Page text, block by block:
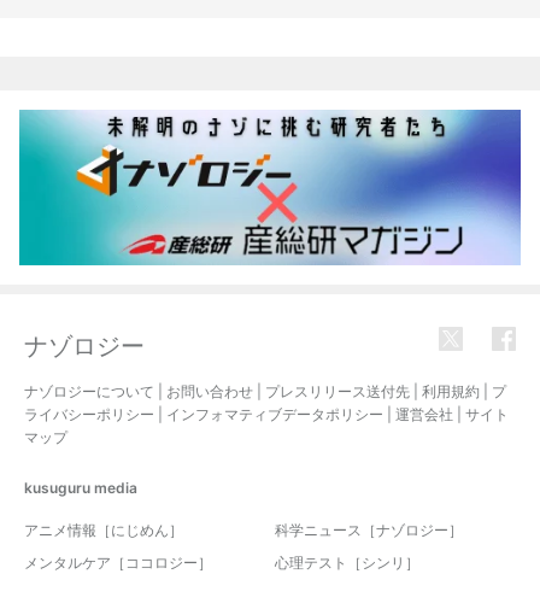
ナゾロジー
ナゾロジーについて お問い合わせ プレスリリース送付先 利用規約
プ
ライバシーポリシー
インフォマティブデータポリシー 運営会社
サイト
マップ
kusuguru media
アニメ情報［にじめん］
科学ニュース［ナゾロジー］
メンタルケア［ココロジー］
心理テスト［シンリ］